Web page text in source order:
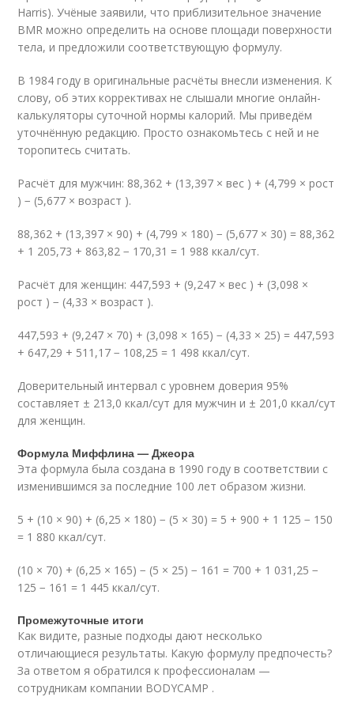
Harris). Учёные заявили, что приблизительное значение
BMR можно определить на основе площади поверхности
тела, и предложили соответствующую формулу.
В 1984 году в оригинальные расчёты внесли изменения. К
слову, об этих коррективах не слышали многие онлайн-
калькуляторы суточной нормы калорий. Мы приведём
уточнённую редакцию. Просто ознакомьтесь с ней и не
торопитесь считать.
Расчёт для мужчин: 88,362 + (13,397 × вес ) + (4,799 × рост
) − (5,677 × возраст ).
88,362 + (13,397 × 90) + (4,799 × 180) − (5,677 × 30) = 88,362
+ 1 205,73 + 863,82 − 170,31 = 1 988 ккал/сут.
Расчёт для женщин: 447,593 + (9,247 × вес ) + (3,098 ×
рост ) − (4,33 × возраст ).
447,593 + (9,247 × 70) + (3,098 × 165) − (4,33 × 25) = 447,593
+ 647,29 + 511,17 − 108,25 = 1 498 ккал/сут.
Доверительный интервал с уровнем доверия 95%
составляет ± 213,0 ккал/сут для мужчин и ± 201,0 ккал/сут
для женщин.
Формула Миффлина — Джеора
Эта формула была создана в 1990 году в соответствии с
изменившимся за последние 100 лет образом жизни.
5 + (10 × 90) + (6,25 × 180) − (5 × 30) = 5 + 900 + 1 125 − 150
= 1 880 ккал/сут.
(10 × 70) + (6,25 × 165) − (5 × 25) − 161 = 700 + 1 031,25 −
125 − 161 = 1 445 ккал/сут.
Промежуточные итоги
Как видите, разные подходы дают несколько
отличающиеся результаты. Какую формулу предпочесть?
За ответом я обратился к профессионалам —
сотрудникам компании BODYCAMP .